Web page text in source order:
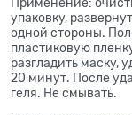
Применение:
упаковку,
одной стороны.
пластиковую
разгладить маску,
20 минут. После
геля. Не смывать.